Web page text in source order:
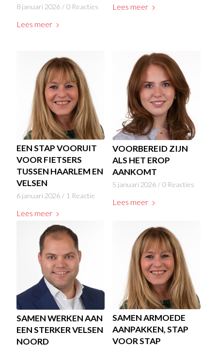
8 januari 2026 / 0 Reacties
Lees meer
Lees meer
EEN STAP VOORUIT
VOOR FIETSERS
TUSSEN HAARLEM EN
VELSEN
6 januari 2026 / 1 Reactie
Lees meer
VOORBEREID ZIJN
ALS HET EROP
AANKOMT
5 januari 2026 / 0 Reacties
Lees meer
SAMEN WERKEN AAN
EEN STERKER VELSEN
NOORD
SAMEN ARMOEDE
AANPAKKEN, STAP
VOOR STAP